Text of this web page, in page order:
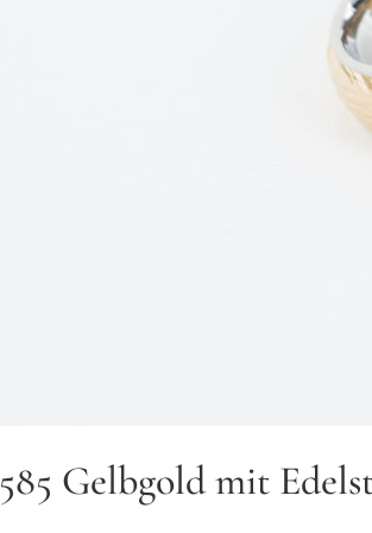
585 Gelbgold mit